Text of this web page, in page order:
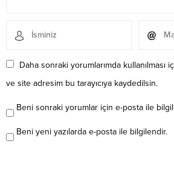
Daha sonraki yorumlarımda kullanılması
ve site adresim bu tarayıcıya kaydedilsin.
Beni sonraki yorumlar için e-posta ile
Beni yeni yazılarda e-posta ile bilgilendir.